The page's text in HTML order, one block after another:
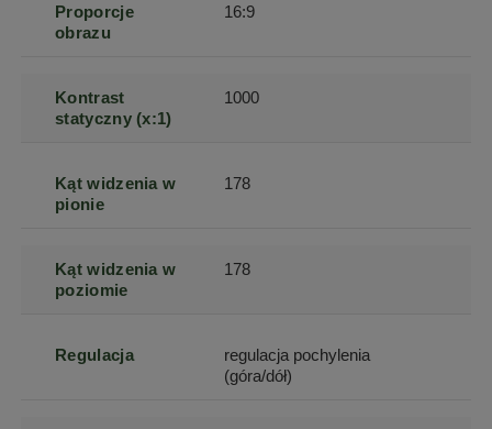
Proporcje
obrazu
16:9
Kontrast
statyczny (x:1)
1000
Kąt widzenia w
pionie
178
Kąt widzenia w
poziomie
178
Regulacja
regulacja pochylenia
(góra/dół)